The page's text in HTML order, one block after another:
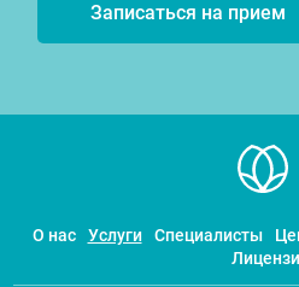
Записаться на прием
О нас Услуги Специалисты